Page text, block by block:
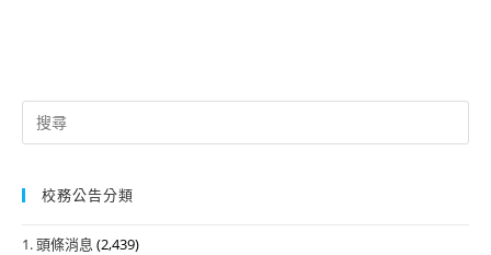
Search
for:
校務公告分類
1. 頭條消息 (2,439)